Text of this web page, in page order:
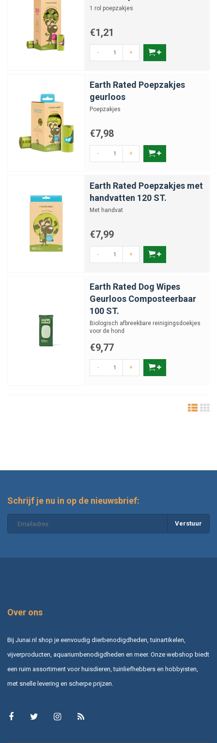
1 rol poepzakjes
€1,21
- +
Earth Rated Poepzakjes
geurloos
Poepzakjes
€7,98
- +
Earth Rated Poepzakjes met
handvatten 120 ST.
Met handvat
€7,99
- +
Earth Rated Dog Wipes
Geurloos Composteerbaar
100 ST.
Biologisch afbreekbare reinigingsdoekjes
voor de hond
€9,77
- +
Schrijf je nu in op de nieuwsbrief:
Verstuur
Over ons
Bij Junai.nl shop je eenvoudig dierbenodigdheden, tuinartikelen,
vijverproducten, aquariumbenodigdheden en meer. Onze webshop biedt
een ruim assortiment voor huisdieren, tuinliefhebbers en hobbyisten,
met snelle levering en scherpe prijzen.